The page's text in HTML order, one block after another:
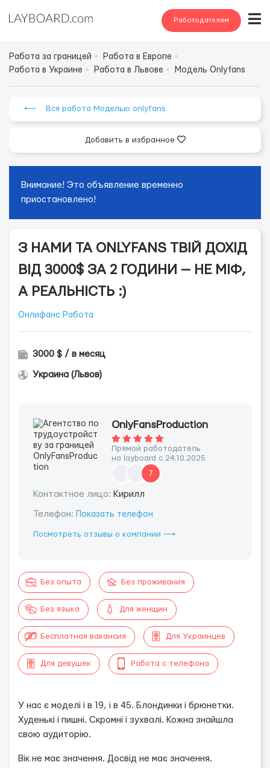
Работодателям
Работа за границей
Работа в Европе
Работа в Украине
Работа в Львове Модель Onlyfans
⟵ Вся работа Моделью onlyfans
Добавить в избранное
Внимание! Это объявление временно
приостановлено!
З НАМИ ТА ONLYFANS ТВІЙ ДОХІД
ВІД 3000$ ЗА 2 ГОДИНИ — НЕ МІФ,
А РЕАЛЬНІСТЬ :)
Онлифанс Работа
3000 $ / в месяц
Украина (Львов)
OnlyFansProduction
Прямой работодатель
на layboard с 24.10.2025
7
Контактное лицо: Кирилл
Телефон: Показать телефон
Посмотреть отзывы о компании ⟶
Без опыта Без проживания
Без языка Для женщин
Бесплатная вакансия Для Украинцев
Для девушек Работа с телефона
У нас є моделі і в 19, і в 45. Блондинки і брюнетки.
Худенькі і пишні. Скромні і зухвалі. Кожна знайшла
свою аудиторію.
Вік не має значення. Досвід не має значення.